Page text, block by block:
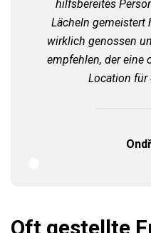
hilfsbereites
Lächeln gemeistert
wirklich genossen
empfehlen, der eine
Location für
Oft gestellte